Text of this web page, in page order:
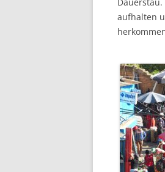
aufhalten